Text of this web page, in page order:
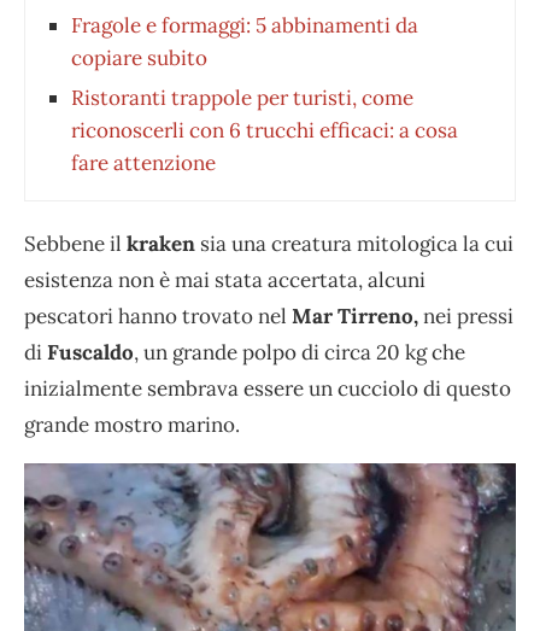
Fragole e formaggi: 5 abbinamenti da
copiare subito
Ristoranti trappole per turisti, come
riconoscerli con 6 trucchi efficaci: a cosa
fare attenzione
Sebbene il kraken sia una creatura mitologica la cui
esistenza non è mai stata accertata, alcuni
pescatori hanno trovato nel Mar Tirreno,nei pressi
diFuscaldo, un grande polpo di circa 20 kg che
inizialmente sembrava essere un cucciolo di questo
grande mostro marino.